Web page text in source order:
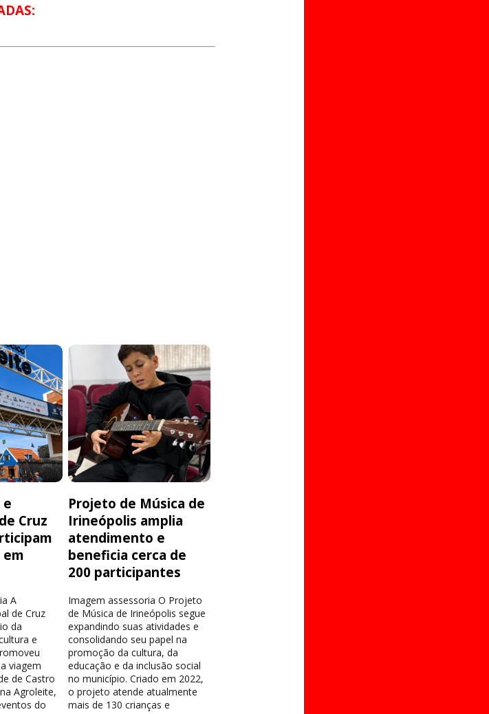
Cruz
A
de Cruz
da
e
viagem
de Castro
Agroleite,
do
Projeto de Música de
Irineópolis amplia
atendimento e
beneficia cerca de
200 participantes
Imagem assessoria O Projeto
de Música de Irineópolis segue
expandindo suas atividades e
consolidando seu papel na
promoção da cultura, da
educação e da inclusão social
no município. Criado em 2022,
o projeto atende atualmente
mais de 130 crianças e